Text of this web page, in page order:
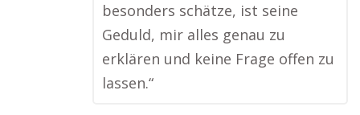
besonders schätze, ist seine
Geduld, mir alles genau zu
erklären und keine Frage offen zu
lassen.“